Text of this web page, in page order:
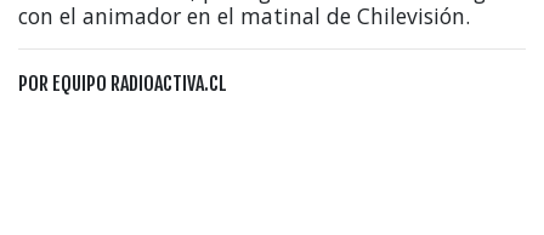
con el animador en el matinal de Chilevisión.
POR EQUIPO RADIOACTIVA.CL